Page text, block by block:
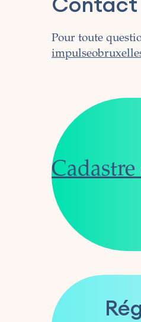
Pour toute
Cadastre